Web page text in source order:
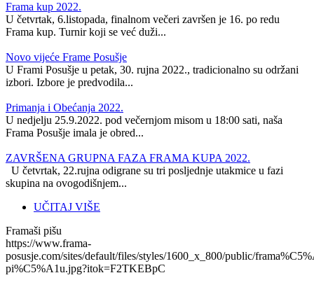
Frama kup 2022.
U četvrtak, 6.listopada, finalnom večeri završen je 16. po redu
Frama kup. Turnir koji se već duži...
Novo vijeće Frame Posušje
U Frami Posušje u petak, 30. rujna 2022., tradicionalno su održani
izbori. Izbore je predvodila...
Primanja i Obećanja 2022.
U nedjelju 25.9.2022. pod večernjom misom u 18:00 sati, naša
Frama Posušje imala je obred...
ZAVRŠENA GRUPNA FAZA FRAMA KUPA 2022.
U četvrtak, 22.rujna odigrane su tri posljednje utakmice u fazi
skupina na ovogodišnjem...
UČITAJ VIŠE
Framaši pišu
https://www.frama-
posusje.com/sites/default/files/styles/1600_x_800/public/
pi%C5%A1u.jpg?itok=F2TKEBpC